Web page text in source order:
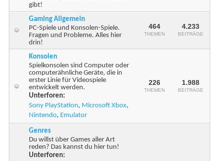
gibt!
Gaming Allgemein
PC-Spiele und Konsolen-Spiele.
Fragen und Probleme. Alles hier
drin!
464
THEMEN
4.233
BEITRÄGE
Konsolen
Spielkonsolen sind Computer oder
computerähnliche Geräte, die in
erster Linie für Videospiele
entwickelt werden.
Unterforen:
Sony PlayStation, Microsoft Xbox,
Nintendo, Emulator
226
THEMEN
1.988
BEITRÄGE
Genres
Du willst über Games aller Art
reden? Das kannst du hier tun!
Unterforen: